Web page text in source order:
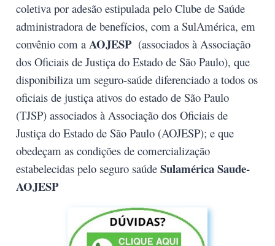
coletiva por adesão estipulada pelo Clube de Saúde
administradora de benefícios, com a SulAmérica, em
convênio com a AOJESP(associados à Associação
dos Oficiais de Justiça do Estado de São Paulo), que
disponibiliza um seguro-saúde diferenciado a todos os
oficiais de justiça ativos do estado de São Paulo
(TJSP) associados à Associação dos Oficiais de
Justiça do Estado de São Paulo (AOJESP); e que
obedeçam as condições de comercialização
estabelecidas pelo seguro saúde Sulamérica Saude-
AOJESP